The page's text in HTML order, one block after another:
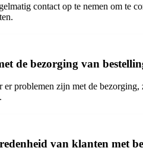
contact op te nemen om te
de bezorging van
problemen zijn met de
van klanten met